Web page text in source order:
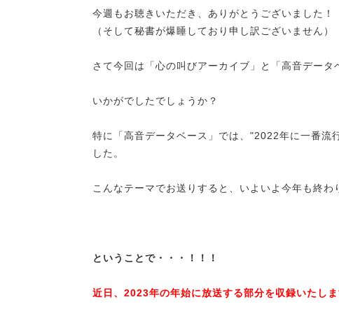
今週もお聴きいただき、ありがとうございました！
（そして秘書が爆睡しており申し訳ございません）
さて今回は「心の叫びアーカイブ」と「高音データ
いかがでしたでしょうか？
特に「高音データベース」では、"2022年に一番流
した。
こんなテーマでお送りすると、いよいよ今年も終わ
ということで・・・！！！
近日、2023年の年始に放送する部分を収録いたしま